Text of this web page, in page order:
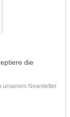
die
unserem Newsletter